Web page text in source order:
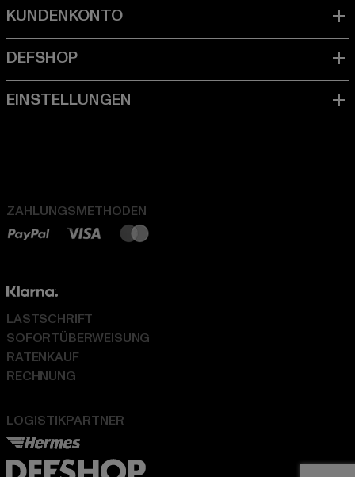
ZAHLUNGSMETHODEN
LOGISTIKPARTNER
LASTSCHRIFT
SOFORTÜBERWEISUNG
RATENKAUF
RECHNUNG